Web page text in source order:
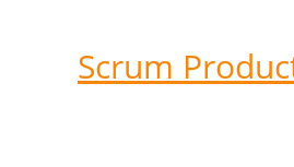
Scrum